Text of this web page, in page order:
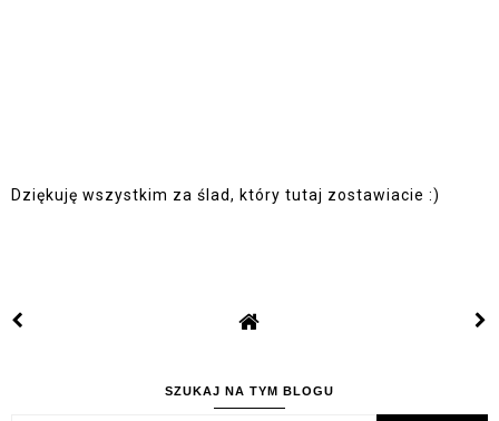
Dziękuję wszystkim za ślad, który tutaj zostawiacie :)
SZUKAJ NA TYM BLOGU